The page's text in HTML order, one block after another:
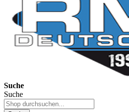
Suche
Suche